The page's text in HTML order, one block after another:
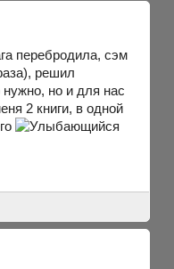
перебродила, сэм
решил
нужно, но и для нас
2 книги, в одной